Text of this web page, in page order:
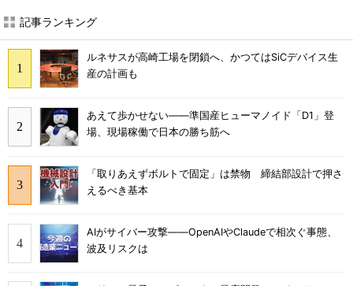
記事ランキング
ルネサスが高崎工場を閉鎖へ、かつてはSiCデバイス生
産の計画も
あえて歩かせない――準国産ヒューマノイド「D1」登
場、現場稼働で日本の勝ち筋へ
「取りあえずボルトで固定」は禁物 締結部設計で押さ
えるべき基本
AIがサイバー攻撃――OpenAIやClaudeで相次ぐ事態、
波及リスクは